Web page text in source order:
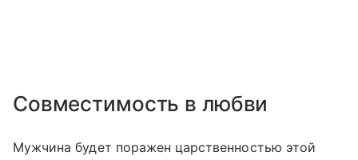
Совместимость в любви
Мужчина будет поражен царственностью этой